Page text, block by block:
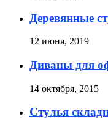
Деревянные
12 июня, 2019
Диваны для
14 октября, 2015
Стулья